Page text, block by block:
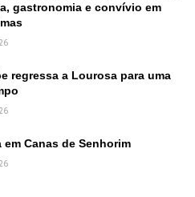
gastronomia e convívio em
regressa a Lourosa para uma
Canas de Senhorim